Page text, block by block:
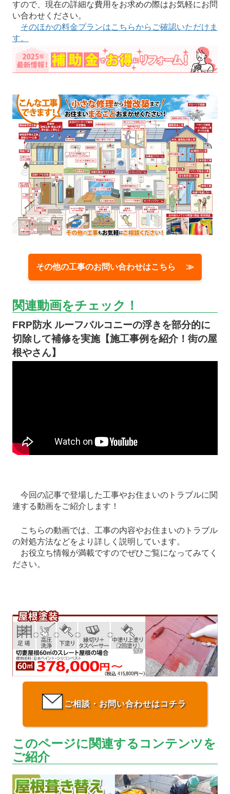
すので、現在の詳細な費用をお求めの際はお気軽にお問
い合わせください。
そのほかの料金プランはこちらからご確認いただけま
す。
その他の工事のお問い合わせはこちら ≫
関連動画をチェック！
FRP防水 ルーフバルコニーの浮きを部分的に
切除して補修を実施【施工事例を紹介！街の屋
根やさん】
今回の記事で登場した工事やお住まいのトラブルに関
連する動画をご紹介します！
こちらの動画では、工事の内容やお住まいのトラブル
の対処方法などをより詳しく説明しています。
お役立ち情報が満載ですのでぜひご覧になってみてく
ださい。
ご相談・お問い合わせはコチラ
このページに関連するコンテンツを
ご紹介